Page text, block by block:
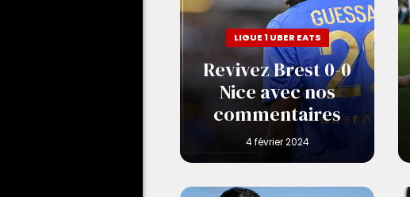
LIGUE 1 UBER EATS
Revivez Brest 0-0
Nice avec nos
commentaires